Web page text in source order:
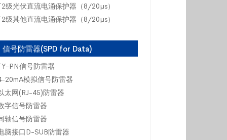
级光伏直流电涌保护器（8/20µs）
级其他直流电涌保护器（8/20µs）
信号防雷器(SPD for Data)
PN信号防雷器
20mA模拟信号防雷器
太网(RJ-45)防雷器
字信号防雷器
轴信号防雷器
脑接口D-SUB防雷器